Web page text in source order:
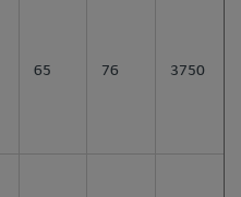
65 76 3750